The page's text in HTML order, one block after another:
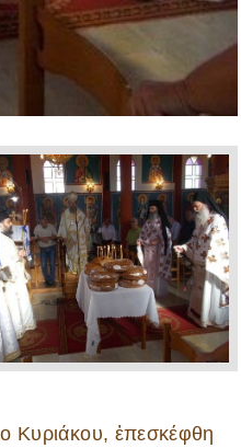
Κυριάκου, ἐπεσκέφθη